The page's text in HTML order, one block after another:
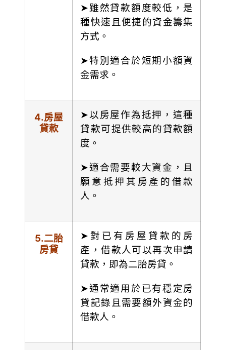
➤雖然貸款額度較低，是
種快速且便捷的資金籌集
方式。
➤特別適合於短期小額資
金需求。
4.房屋
貸款
➤以房屋作為抵押，這種
貸款可提供較高的貸款額
度。
➤適合需要較大資金，且
願意抵押其房產的借款
人。
5.二胎
房貸
➤對已有房屋貸款的房
產，借款人可以再次申請
貸款，即為二胎房貸。
➤通常適用於已有穩定房
貸記錄且需要額外資金的
借款人。